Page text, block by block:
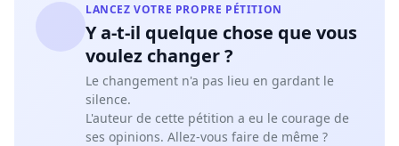
LANCEZ VOTRE PROPRE PÉTITION
Y a-t-il quelque chose que vous
voulez changer ?
Le changement n'a pas lieu en gardant le
silence.
L'auteur de cette pétition a eu le courage de
ses opinions. Allez-vous faire de même ?